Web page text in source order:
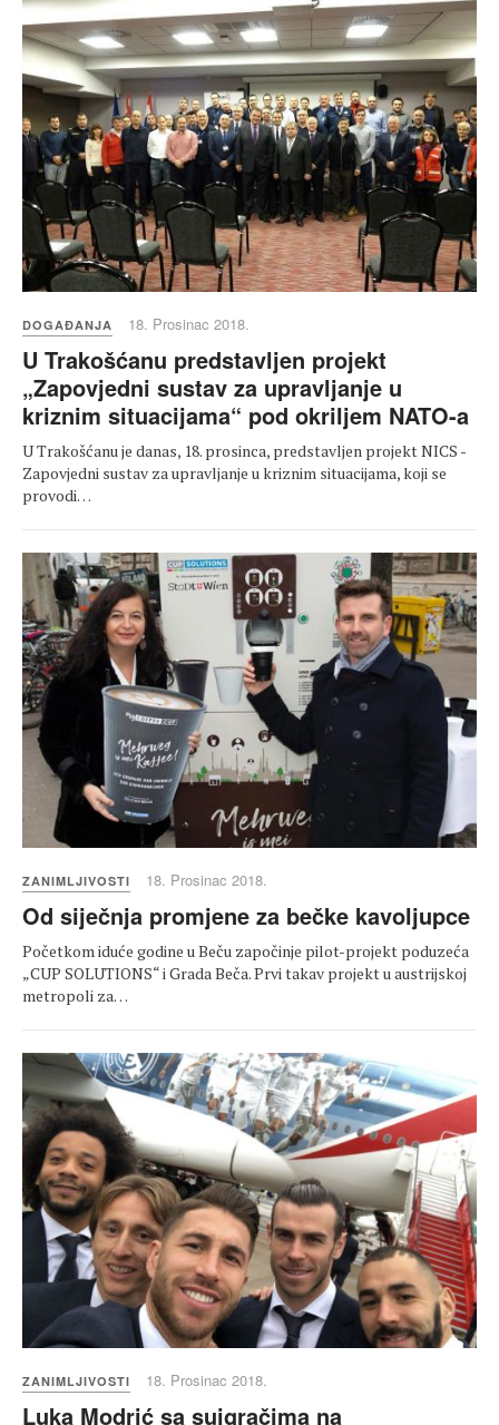
DOGAĐANJA 18. Prosinac 2018.
U Trakošćanu predstavljen projekt
„Zapovjedni sustav za upravljanje u
kriznim situacijama“ pod okriljem NATO-a
U Trakošćanu je danas, 18. prosinca, predstavljen projekt NICS -
Zapovjedni sustav za upravljanje u kriznim situacijama, koji se
provodi…
ZANIMLJIVOSTI 18. Prosinac 2018.
Od siječnja promjene za bečke kavoljupce
Početkom iduće godine u Beču započinje pilot-projekt poduzeća
„CUP SOLUTIONS“ i Grada Beča. Prvi takav projekt u austrijskoj
metropoli za…
ZANIMLJIVOSTI 18. Prosinac 2018.
Luka Modrić sa suigračima na